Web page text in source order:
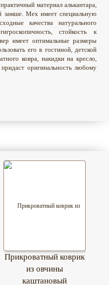
материал алькантара,
замше. Мех имеет специальную
качества натурального
стойкость к
имеет оптимальные размеры
его в гостиной, детской
ковра, накидки на кресло,
оригинальность любому
Прикроватный коврик
из овчины
каштановый